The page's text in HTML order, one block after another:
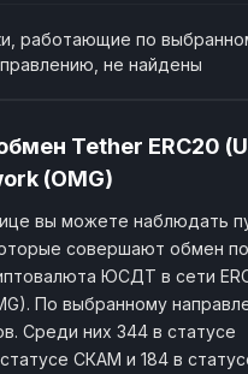
RUB
RUB
СБЕР
ВТБ
ДЕНЕЖНЫЕ ПЕРЕВОДЫ
USD ЗК
WU
НАЛИЧНЫЕ ДЕНЬГИ
работающие по
не найдены
Tether ERC20
(OMG)
вы можете наблюдать
совершают обмен по
ЮСДТ в сети
По выбранному
Среди них 344 в статусе
СКАМ и 184 в